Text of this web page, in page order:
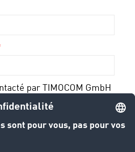
par TIMOCOM GmbH
des événements,
J'accepte que mon profil